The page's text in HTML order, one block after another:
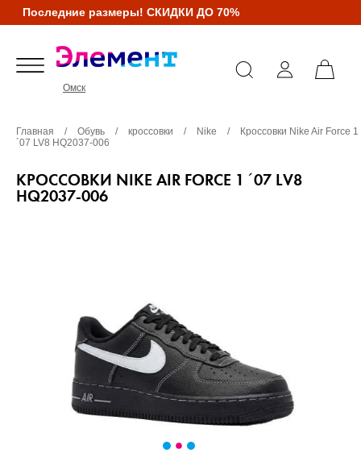
Последние размеры! СКИДКИ ДО 70%
Омск
Главная / Обувь / кроссовки / Nike /
Кроссовки Nike Air Force 1
´07 LV8 HQ2037-006
КРОССОВКИ NIKE AIR FORCE 1 ´07 LV8
HQ2037-006